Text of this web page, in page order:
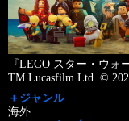
『LEGO スター・ウ
TM Lucasfilm Ltd. ©
＋ジャンル
海外